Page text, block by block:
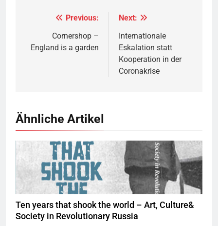
Beitragsnavigation
Previous:
Cornershop –
England is a garden
Next:
Internationale
Eskalation statt
Kooperation in der
Coronakrise
Ähnliche Artikel
Ten years that shook the world – Art, Culture&
Society in Revolutionary Russia